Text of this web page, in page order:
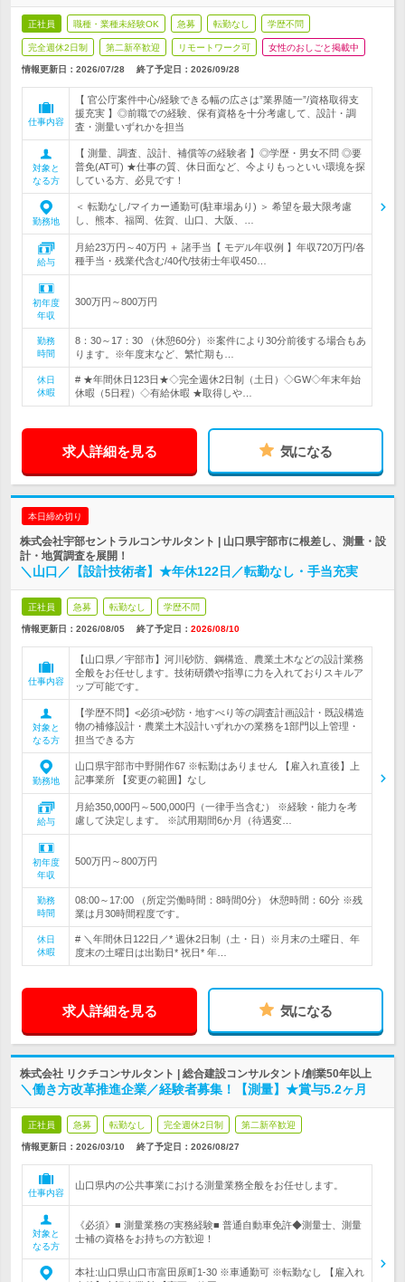
正社員 職種・業種未経験OK 急募 転勤なし 学歴不問
完全週休2日制 第二新卒歓迎 リモートワーク可 女性のおしごと掲載中
情報更新日：2026/07/28 終了予定日： 2026/09/28
仕事内容
【 官公庁案件中心/経験できる幅の広さは”業界随一”/資格取得支
援充実 】◎前職での経験、保有資格を十分考慮して、設計・調
査・測量いずれかを担当
対象と
なる方
【 測量、調査、設計、補償等の経験者 】◎学歴・男女不問 ◎要
普免(AT可) ★仕事の質、休日面など、今よりもっといい環境を探
している方、必見です！
勤務地
＜ 転勤なし/マイカー通勤可(駐車場あり) ＞ 希望を最大限考慮
し、熊本、福岡、佐賀、山口、大阪、…
給与
月給23万円～40万円 ＋ 諸手当【 モデル年収例 】年収720万円/各
種手当・残業代含む/40代/技術士年収450…
初年度
年収
300万円～800万円
勤務
時間
8：30～17：30 （休憩60分）※案件により30分前後する場合もあ
ります。※年度末など、繁忙期も…
休日
休暇
# ★年間休日123日★◇完全週休2日制（土日）◇GW◇年末年始
休暇（5日程）◇有給休暇 ★取得しや…
求人詳細を見る 気になる
本日締め切り
株式会社宇部セントラルコンサルタント | 山口県宇部市に根差し、測量・設
計・地質調査を展開！
＼山口／【設計技術者】★年休122日／転勤なし・手当充実
正社員 急募 転勤なし 学歴不問
情報更新日：2026/08/05 終了予定日： 2026/08/10
仕事内容
【山口県／宇部市】河川砂防、鋼構造、農業土木などの設計業務
全般をお任せします。技術研鑽や指導に力を入れておりスキルア
ップ可能です。
対象と
なる方
【学歴不問】<必須>砂防・地すべり等の調査計画設計・既設構造
物の補修設計・農業土木設計いずれかの業務を1部門以上管理・
担当できる方
勤務地
山口県宇部市中野開作67 ※転勤はありません 【雇入れ直後】上
記事業所 【変更の範囲】なし
給与
月給350,000円～500,000円（一律手当含む） ※経験・能力を考
慮して決定します。 ※試用期間6か月（待遇変…
初年度
年収
500万円～800万円
勤務
時間
08:00～17:00 （所定労働時間：8時間0分） 休憩時間：60分 ※残
業は月30時間程度です。
休日
休暇
# ＼年間休日122日／* 週休2日制（土・日）※月末の土曜日、年
度末の土曜日は出勤日* 祝日* 年…
求人詳細を見る 気になる
株式会社 リクチコンサルタント | 総合建設コンサルタント/創業50年以上
＼働き方改革推進企業／経験者募集！【測量】★賞与5.2ヶ月
正社員 急募 転勤なし 完全週休2日制 第二新卒歓迎
情報更新日：2026/03/10 終了予定日： 2026/08/27
仕事内容
山口県内の公共事業における測量業務全般をお任せします。
対象と
なる方
《必須》■ 測量業務の実務経験■ 普通自動車免許◆測量士、測量
士補の資格をお持ちの方歓迎！
本社:山口県山口市富田原町1-30 ※車通勤可 ※転勤なし 【雇入れ